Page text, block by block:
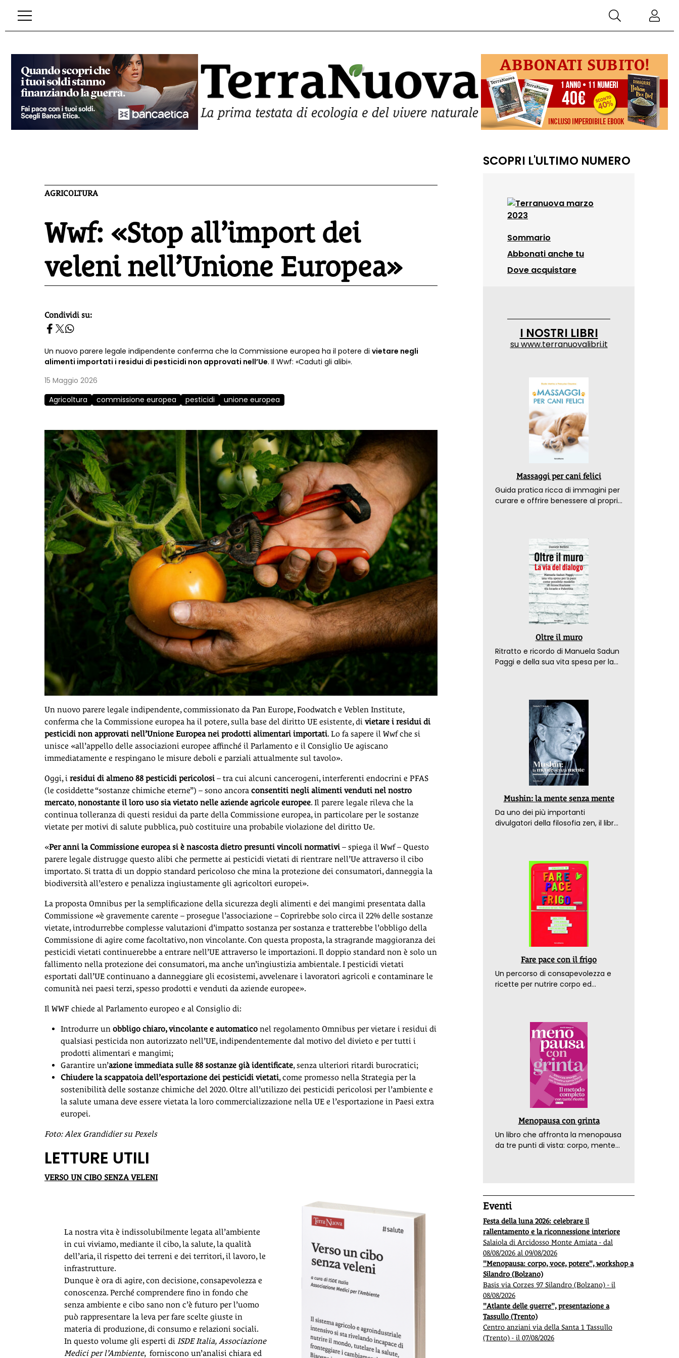
AGRICOLTURA
Wwf: «Stop all’import dei
veleni nell’Unione Europea»
homepage h2
Condividi su:
Un nuovo parere legale indipendente conferma che la Commissione europea ha il potere di vietare negli
alimenti importati i residui di pesticidi non approvati nell’Ue. Il Wwf: «Caduti gli alibi».
15 Maggio 2026
Agricoltura
commissione europea pesticidi unione europea
Un nuovo parere legale indipendente, commissionato da Pan Europe, Foodwatch e Veblen Institute,
conferma che la Commissione europea ha il potere, sulla base del diritto UE esistente, di vietare i residui di
pesticidi non approvati nell’Unione Europea nei prodotti alimentari importati. Lo fa sapere il Wwf che si
unisce «all’appello delle associazioni europee affinché il Parlamento e il Consiglio Ue agiscano
immediatamente e respingano le misure deboli e parziali attualmente sul tavolo».
Oggi, i residui di almeno 88 pesticidi pericolosi – tra cui alcuni cancerogeni, interferenti endocrini e PFAS
(le cosiddette “sostanze chimiche eterne”) – sono ancora consentiti negli alimenti venduti nel nostro
mercato,nonostante il loro uso sia vietato nelle aziende agricole europee. Il parere legale rileva che la
continua tolleranza di questi residui da parte della Commissione europea, in particolare per le sostanze
vietate per motivi di salute pubblica, può costituire una probabile violazione del diritto Ue.
«Per anni la Commissione europea si è nascosta dietro presunti vincoli normativi – spiega il Wwf – Questo
parere legale distrugge questo alibi che permette ai pesticidi vietati di rientrare nell’Ue attraverso il cibo
importato. Si tratta di un doppio standard pericoloso che mina la protezione dei consumatori, danneggia la
biodiversità all’estero e penalizza ingiustamente gli agricoltori europei».
La proposta Omnibus per la semplificazione della sicurezza degli alimenti e dei mangimi presentata dalla
Commissione «è gravemente carente – prosegue l’associazione – Coprirebbe solo circa il 22% delle sostanze
vietate, introdurrebbe complesse valutazioni d’impatto sostanza per sostanza e tratterebbe l’obbligo della
Commissione di agire come facoltativo, non vincolante. Con questa proposta, la stragrande maggioranza dei
pesticidi vietati continuerebbe a entrare nell’UE attraverso le importazioni. Il doppio standard non è solo un
fallimento nella protezione dei consumatori, ma anche un’ingiustizia ambientale. I pesticidi vietati
esportati dall’UE continuano a danneggiare gli ecosistemi, avvelenare i lavoratori agricoli e contaminare le
comunità nei paesi terzi, spesso prodotti e venduti da aziende europee».
Il WWF chiede al Parlamento europeo e al Consiglio di:
Introdurre un obbligo chiaro, vincolante e automatico nel regolamento Omnibus per vietare i residui di
qualsiasi pesticida non autorizzato nell’UE, indipendentemente dal motivo del divieto e per tutti i
prodotti alimentari e mangimi;
Garantire un’azione immediata sulle 88 sostanze già identificate, senza ulteriori ritardi burocratici;
Chiudere la scappatoia dell’esportazione dei pesticidi vietati, come promesso nella Strategia per la
sostenibilità delle sostanze chimiche del 2020. Oltre all’utilizzo dei pesticidi pericolosi per l’ambiente e
la salute umana deve essere vietata la loro commercializzazione nella UE e l’esportazione in Paesi extra
europei.
Foto: Alex Grandidier su Pexels
LETTURE UTILI
VERSO UN CIBO SENZA VELENI
La nostra vita è indissolubilmente legata all’ambiente
in cui viviamo, mediante il cibo, la salute, la qualità
dell’aria, il rispetto dei terreni e dei territori, il lavoro, le
infrastrutture.
Dunque è ora di agire, con decisione, consapevolezza e
conoscenza. Perché comprendere fino in fondo che
senza ambiente e cibo sano non c’è futuro per l’uomo
può rappresentare la leva per fare scelte giuste in
materia di produzione, di consumo e relazioni sociali.
In questo volume gli esperti di ISDE Italia, Associazione
Medici per l’Ambiente, forniscono un’analisi chiara ed
SCOPRI L'ULTIMO NUMERO
Sommario
Abbonati anche tu
Dove acquistare
I NOSTRI LIBRI
suwww.terranuovalibri.it
Massaggi per cani felici
Guida pratica ricca di immagini per
curare e offrire benessere al proprio
Oltre il muro
Ritratto e ricordo di Manuela Sadun
Paggi e della sua vita spesa per la
Mushin: la mente senza mente
Da uno dei più importanti
divulgatori della filosofia zen, il libro
Fare pace con il frigo
Un percorso di consapevolezza e
ricette per nutrire corpo ed
Menopausa con grinta
Un libro che affronta la menopausa
da tre punti di vista: corpo, mente
Eventi
Festa della luna 2026: celebrare il
rallentamento e la riconnessione interiore
Salaiola di Arcidosso Monte Amiata - dal
08/08/2026 al 09/08/2026
"Menopausa: corpo, voce, potere", workshop a
Silandro (Bolzano)
Basis via Corzes 97 Silandro (Bolzano) - il
08/08/2026
"Atlante delle guerre", presentazione a
Tassullo (Trento)
Centro anziani via della Santa 1 Tassullo
(Trento) - il 07/08/2026